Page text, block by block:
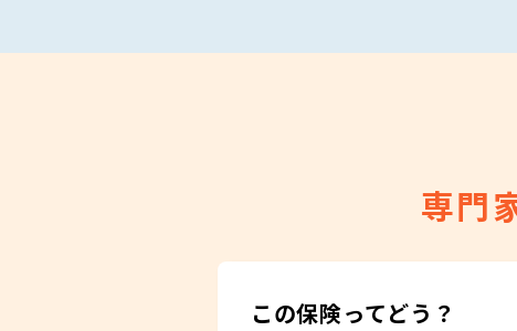
専門
この保険ってどう？